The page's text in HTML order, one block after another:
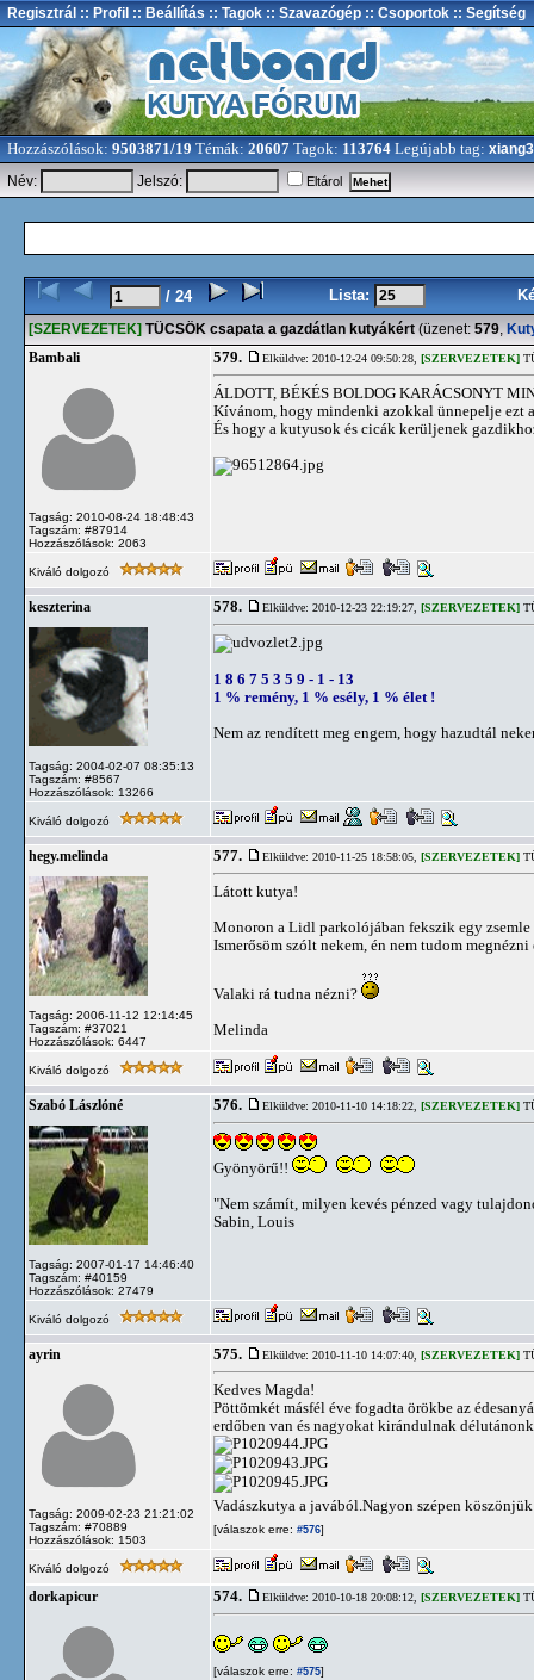
Regisztrál :: Profil :: Beállítás :: Tagok :: Szavazógép :: Csoportok :: Segítség
Hozzászólások: 9503871/19 Témák: 20607 Tagok: 113764 Legújabb tag:
Név:
Jelszó: Eltárol
/ 24 Lista:
[SZERVEZETEK] TÜCSÖK csapata a gazdátlan kutyákért (üzenet: 579,
Bambali
Tagság: 2010-08-24 18:48:43
Tagszám: #87914
Hozzászólások: 2063
579. Elküldve: 2010-12-24 09:50:28, [SZERVEZETEK]
ÁLDOTT, BÉKÉS BOLDOG KARÁCSONYT
Kívánom, hogy mindenki azokkal ünnepelje ezt
És hogy a kutyusok és cicák kerüljenek
Kiváló dolgozó
keszterina
Tagság: 2004-02-07 08:35:13
Tagszám: #8567
Hozzászólások: 13266
578. Elküldve: 2010-12-23 22:19:27, [SZERVEZETEK]
1 8 6 7 5 3 5 9 - 1 - 13
1 % remény, 1 % esély, 1 % élet !
Nem az rendített meg engem, hogy hazudtál
Kiváló dolgozó
hegy.melinda
Tagság: 2006-11-12 12:14:45
Tagszám: #37021
Hozzászólások: 6447
577. Elküldve: 2010-11-25 18:58:05, [SZERVEZETEK]
Látott kutya!
Monoron a Lidl parkolójában fekszik egy
Ismerősöm szólt nekem, én nem tudom
Valaki rá tudna nézni?
Melinda
Kiváló dolgozó
Szabó Lászlóné
Tagság: 2007-01-17 14:46:40
Tagszám: #40159
Hozzászólások: 27479
576. Elküldve: 2010-11-10 14:18:22, [SZERVEZETEK]
Gyönyörű!!
"Nem számít, milyen kevés pénzed vagy
Sabin, Louis
Kiváló dolgozó
ayrin
Tagság: 2009-02-23 21:21:02
Tagszám: #70889
Hozzászólások: 1503
575. Elküldve: 2010-11-10 14:07:40, [SZERVEZETEK]
Kedves Magda!
Pöttömkét másfél éve fogadta örökbe az
erdőben van és nagyokat kirándulnak
Vadászkutya a javából.Nagyon szépen
[válaszok erre: #576]
Kiváló dolgozó
dorkapicur 574. Elküldve: 2010-10-18 20:08:12, [SZERVEZETEK]
[válaszok erre: #575]